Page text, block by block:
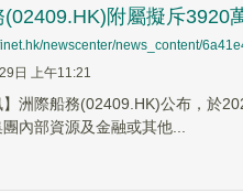
(02409.HK)附屬擬斥3920
newscenter/news_content/
日 上午11:21
】洲際船務(02409.HK)公布，於
內部資源及金融或其他...